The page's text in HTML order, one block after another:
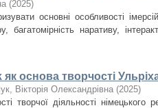
(2025)
основні особливості
багатомірність наративу,
основа творчості
Вікторія Олександрівна (2025)
творчої діяльності